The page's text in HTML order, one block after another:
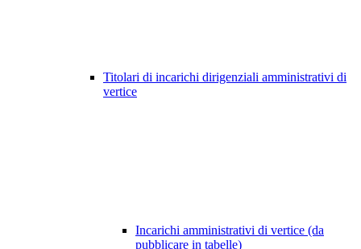
Titolari di incarichi dirigenziali amministrativi di
vertice
Incarichi amministrativi di vertice (da
pubblicare in tabelle)